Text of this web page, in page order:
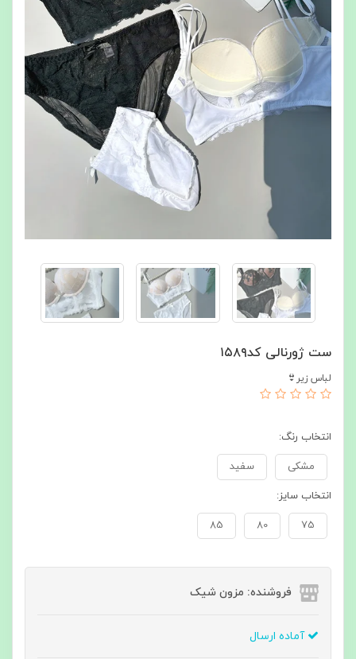
ست ژورنالی کد۱۵۸۹
لباس زیر👙
انتخاب رنگ:
مشکی سفید
انتخاب سایز:
75
80
85
فروشنده: مزون شیک
آماده ارسال